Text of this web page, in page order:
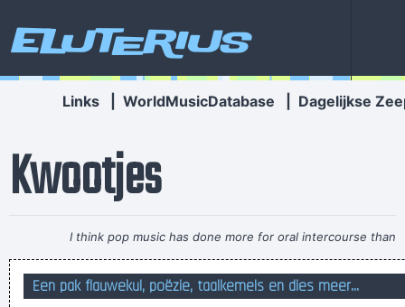
Eluterius
Links WorldMusicDatabase Dagelijkse
Kwootjes
I think pop music has done more for oral intercourse than
anything else that ever happened, and vice versa.~ Frank
Een pak flauwekul, poëzie, taalkemels en dies meer...